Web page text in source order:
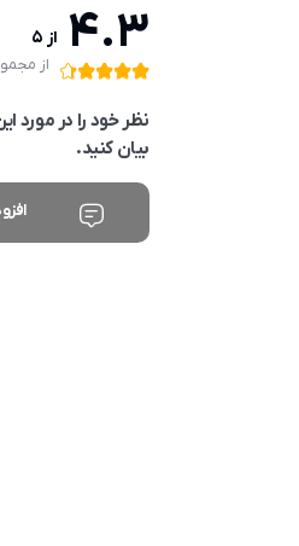
4.3 از 5
از مجموع 3
نظر خود را در مورد
بیان کنید.